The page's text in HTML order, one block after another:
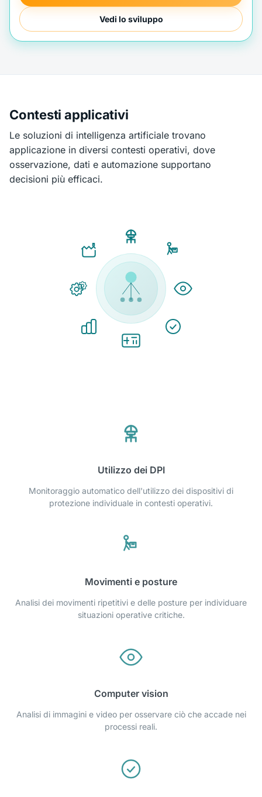
Vedi lo sviluppo
Contesti applicativi
Le soluzioni di intelligenza artificiale trovano
applicazione in diversi contesti operativi, dove
osservazione, dati e automazione supportano
decisioni più efficaci.
Utilizzo dei DPI
Monitoraggio automatico dell'utilizzo dei dispositivi di
protezione individuale in contesti operativi.
Movimenti e posture
Analisi dei movimenti ripetitivi e delle posture per individuare
situazioni operative critiche.
Computer vision
Analisi di immagini e video per osservare ciò che accade nei
processi reali.